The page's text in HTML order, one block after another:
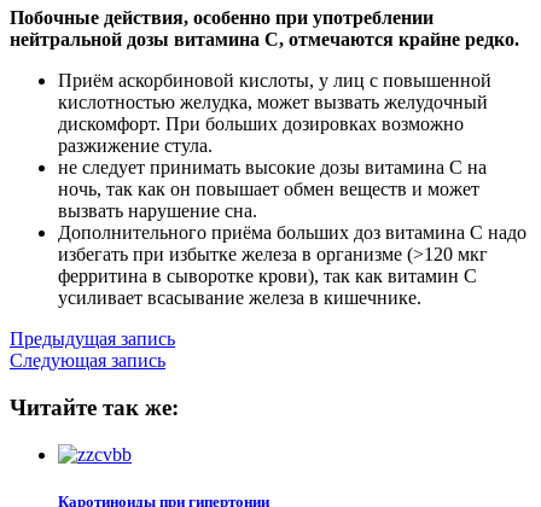
Побочные действия, особенно при употреблении
нейтральной дозы витамина С, отмечаются крайне редко.
Приём аскорбиновой кислоты, у лиц с повышенной
кислотностью желудка, может вызвать желудочный
дискомфорт. При больших дозировках возможно
разжижение стула.
не следует принимать высокие дозы витамина С на
ночь, так как он повышает обмен веществ и может
вызвать нарушение сна.
Дополнительного приёма больших доз витамина С надо
избегать при избытке железа в организме (>120 мкг
ферритина в сыворотке крови), так как витамин С
усиливает всасывание железа в кишечнике.
Предыдущая запись
Следующая запись
Читайте так же:
Каротиноиды при гипертонии